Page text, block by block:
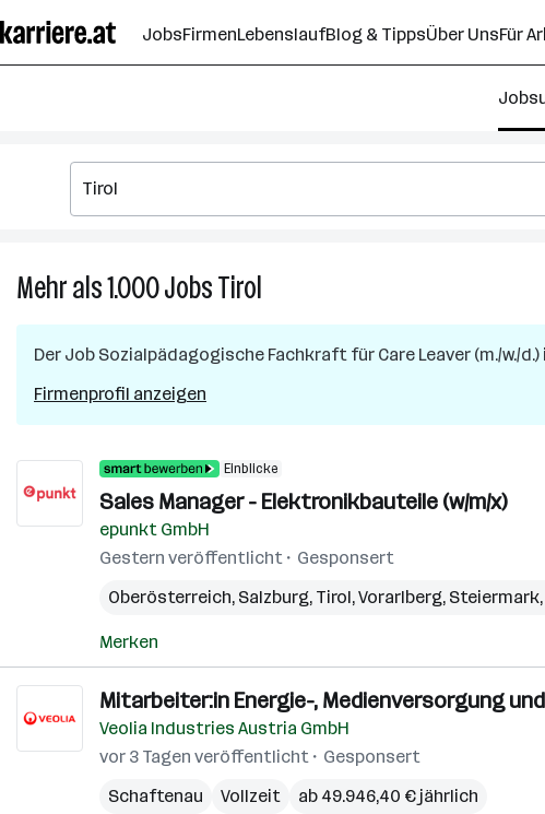
Seiteninhalt
springen
JobsFirmenLebenslaufBlog & TippsÜber UnsFür
Mehr als 1.000JobsTirol
Jobs
Der Job Sozialpädagogische Fachkraft für Care Leaver (m./w./d.)
Firmenprofil anzeigen
Einblicke
Sales Manager - Elektronikbauteile (w/m/x)
epunkt GmbH
Gestern veröffentlicht
Gesponsert
Oberösterreich, Salzburg, Tirol,Vorarlberg, Steiermark,
Merken
Mitarbeiter:in Energie-, Medienversorgung
Veolia Industries Austria GmbH
vor 3 Tagen veröffentlicht
Gesponsert
Schaftenau
Vollzeit ab 49.946,40 € jährlich